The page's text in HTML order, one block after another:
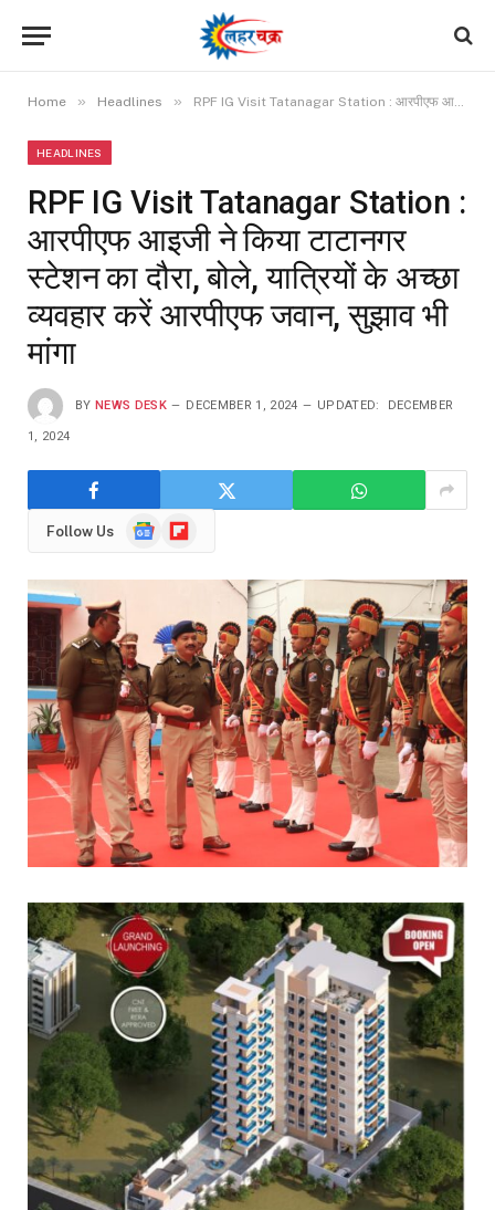
Home » Headlines » RPF IG Visit Tatanagar Station : आरपीएफ आइजी ने किया टाटानगर स्टेशन का दौरा, बोले, यात्रियों के अच्छा व्यवहार करें आरपीएफ जवान, सुझाव भी मांगा
HEADLINES
RPF IG Visit Tatanagar Station :
आरपीएफ आइजी ने किया टाटानगर
स्टेशन का दौरा, बोले, यात्रियों के अच्छा
व्यवहार करें आरपीएफ जवान, सुझाव भी
मांगा
BY NEWS DESK DECEMBER 1, 2024 UPDATED: DECEMBER
1, 2024
Follow Us
GoogleFlipboard